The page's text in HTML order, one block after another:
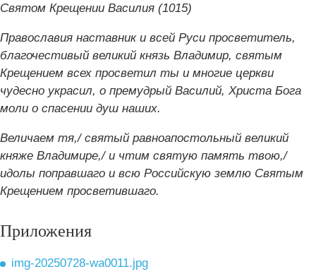
Святом Крещении Василия (1015)
Православия наставник и всей Руси просветитель,
благочестивый великий князь Владимир, святым
Крещением всех просветил ты и многие церкви
чудесно украсил, о премудрый Василий, Христа Бога
моли о спасении душ наших.
Велича‌ем тя,/ святы‌й равноапо‌стольный вели‌кий
кня‌же Влади‌мире,/ и чтим святу‌ю па‌мять твою‌,/
и‌долы попра‌вшаго и всю Росси‌йскую зе‌млю Святы‌м
Креще‌нием просвети‌вшаго.
Приложения
img-20250728-wa0011.jpg